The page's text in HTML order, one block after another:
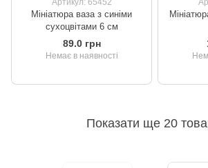
Артикул: 65452
Мініатюра ваза з синіми
сухоцвітами 6 см
89.0 грн
Немає в наявності
Показати ще 20